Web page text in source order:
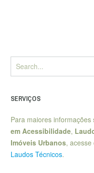
SERVIÇOS
Para maiores
em Acessibilidade,
Imóveis Urbanos, acesse
Laudos Técnicos.